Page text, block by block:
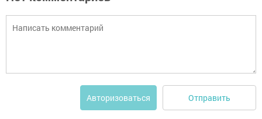
Авторизоваться Отправить